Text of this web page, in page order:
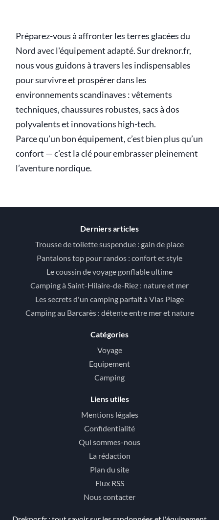
Préparez-vous à affronter les terres glacées du
Nord avec l'équipement adapté. Sur dreknor.fr,
nous vous guidons à travers les indispensables
pour survivre et prospérer dans les
environnements scandinaves : vêtements
techniques, chaussures robustes, sacs à dos
polyvalents et innovations high-tech.
Parce qu’un bon équipement, c’est bien plus qu’un
confort — c’est la clé pour embrasser pleinement
l’aventure nordique.
Derniers articles
Trousse de toilette suspendue : gain de place
Pantalons top pour randos : confort et style
Le coussin de voyage gonflable ultime
Camping à Saint-Hilaire-de-Riez : nature et mer
Les secrets d'un camping parfait à Vias Plage
Camping au Barcarès : détente entre mer et nature
Catégories
Voyage
Equipement
Camping
Liens utiles
Mentions légales
Confidentialité
Qui sommes-nous
La rédaction
Plan du site
Flux RSS
Nous contacter